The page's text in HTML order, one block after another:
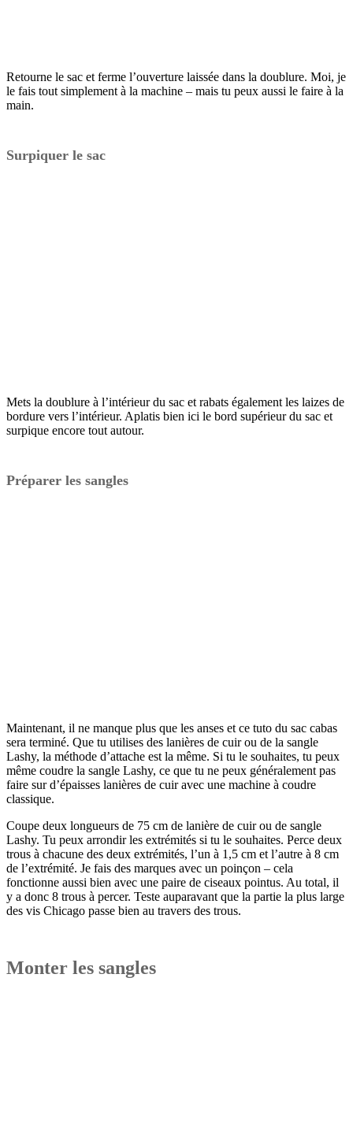
Retourne le sac et ferme l’ouverture laissée dans la doublure. Moi, je
le fais tout simplement à la machine – mais tu peux aussi le faire à la
main.
Surpiquer le sac
Mets la doublure à l’intérieur du sac et rabats également les laizes de
bordure vers l’intérieur. Aplatis bien ici le bord supérieur du sac et
surpique encore tout autour.
Préparer les sangles
Maintenant, il ne manque plus que les anses et ce tuto du sac cabas
sera terminé. Que tu utilises des lanières de cuir ou de la sangle
Lashy, la méthode d’attache est la même. Si tu le souhaites, tu peux
même coudre la sangle Lashy, ce que tu ne peux généralement pas
faire sur d’épaisses lanières de cuir avec une machine à coudre
classique.
Coupe deux longueurs de 75 cm de lanière de cuir ou de sangle
Lashy. Tu peux arrondir les extrémités si tu le souhaites. Perce deux
trous à chacune des deux extrémités, l’un à 1,5 cm et l’autre à 8 cm
de l’extrémité. Je fais des marques avec un poinçon – cela
fonctionne aussi bien avec une paire de ciseaux pointus. Au total, il
y a donc 8 trous à percer. Teste auparavant que la partie la plus large
des vis Chicago passe bien au travers des trous.
Monter les sangles